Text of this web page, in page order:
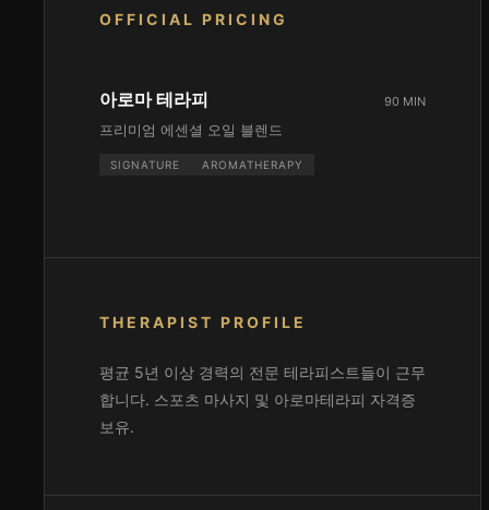
OFFICIAL PRICING
아로마 테라피
프리미엄 에센셜 오일 블렌드
SIGNATURE AROMATHERAPY
90 MIN
THERAPIST PROFILE
평균 5년 이상 경력의 전문 테라피스트들이 근무
합니다. 스포츠 마사지 및 아로마테라피 자격증
보유.